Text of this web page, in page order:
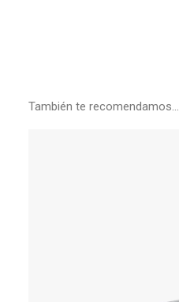
También te recomendamos…